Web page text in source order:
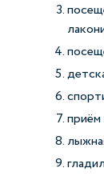
приём